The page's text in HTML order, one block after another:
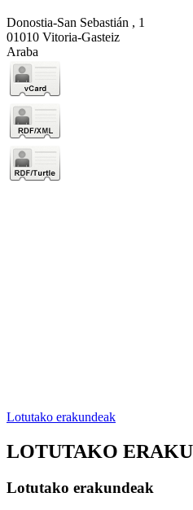
Donostia-San Sebastián , 1
01010 Vitoria-Gasteiz
Araba
Lotutako erakundeak
LOTUTAKO
Lotutako erakundeak